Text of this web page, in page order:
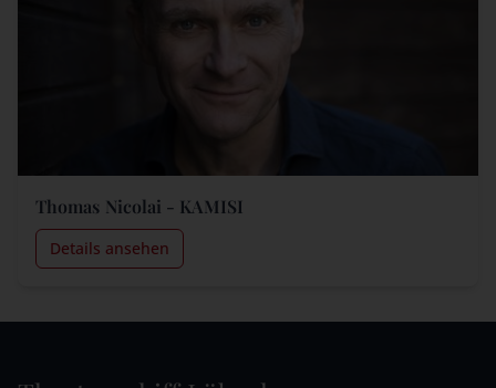
Thomas Nicolai - KAMISI
Details ansehen